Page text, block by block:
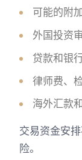
可能的附
外国投资
贷款和银
律师费、
海外汇款
交易资金安
险。